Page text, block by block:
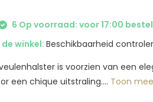
6 Op voorraad: voor 17:00
de winkel:Beschikbaarheid
is voorzien van een
een chique uitstraling.... Toon